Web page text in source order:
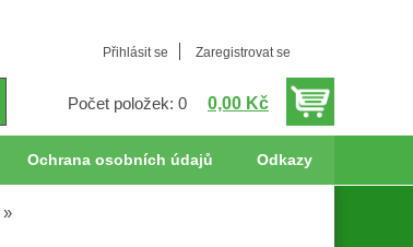
Přihlásit se Zaregistrovat se
Počet položek: 0 0,00 Kč
Ochrana osobních údajů Odkazy